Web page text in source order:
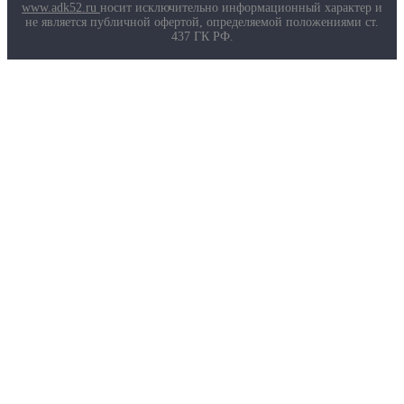
Маркировка противогазов
Основные ТР ТС, ГОСТ и ТУ
www.adk52.ru носит исключительно информационный характер и
не является публичной офертой, определяемой положениями ст.
437 ГК РФ.